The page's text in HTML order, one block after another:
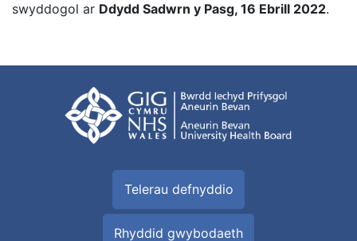
swyddogol ar Ddydd Sadwrn y Pasg, 16 Ebrill 2022.
Telerau defnyddio
Rhyddid gwybodaeth